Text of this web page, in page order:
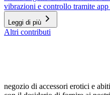
vibrazioni e controllo tramite
Leggi di più
Altri contributi
negozio di accessori erotici e